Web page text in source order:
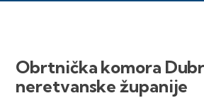
Obrtnička komora
neretvanske županije